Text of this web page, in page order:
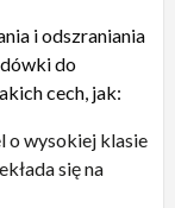
i odszraniania
do
cech, jak:
o wysokiej klasie
się na